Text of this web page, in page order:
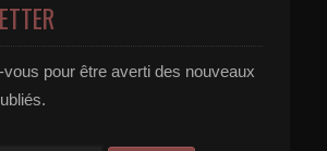
pour être averti des nouveaux